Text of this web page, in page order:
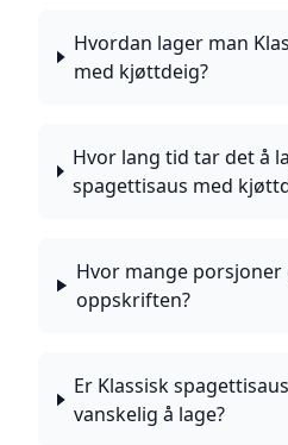
Hvordan lager man
med kjøttdeig?
Hvor lang tid tar det å
spagettisaus med
Hvor mange porsjoner
oppskriften?
Er Klassisk
vanskelig å lage?